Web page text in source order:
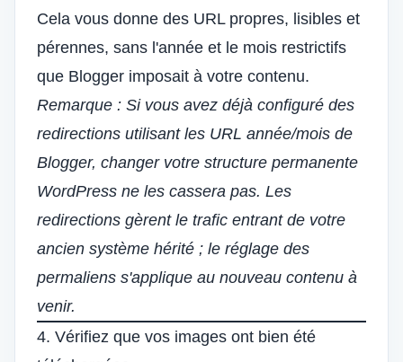
Cela vous donne des URL propres, lisibles et
pérennes, sans l'année et le mois restrictifs
que Blogger imposait à votre contenu.
Remarque : Si vous avez déjà configuré des
redirections utilisant les URL année/mois de
Blogger, changer votre structure permanente
WordPress ne les cassera pas. Les
redirections gèrent le trafic entrant de votre
ancien système hérité ; le réglage des
permaliens s'applique au nouveau contenu à
venir.
4. Vérifiez que vos images ont bien été